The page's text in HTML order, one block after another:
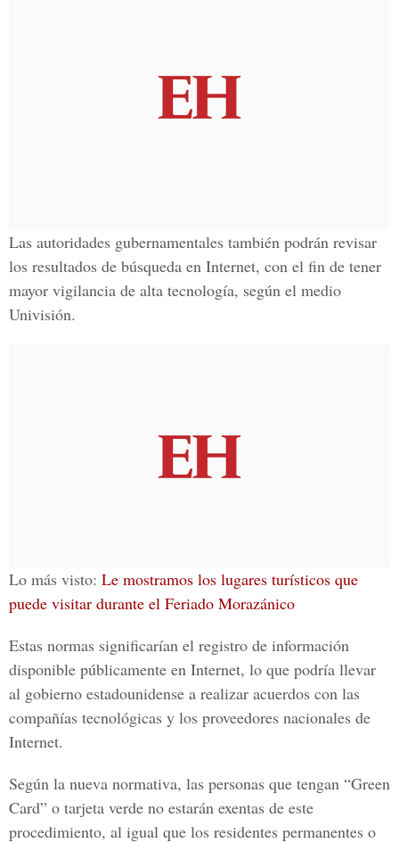
Las autoridades gubernamentales también podrán revisar
los resultados de búsqueda en Internet, con el fin de tener
mayor vigilancia de alta tecnología, según el medio
Univisión.
Lo más visto: Le mostramos los lugares turísticos que
puede visitar durante el Feriado Morazánico
Estas normas significarían el registro de información
disponible públicamente en Internet, lo que podría llevar
al gobierno estadounidense a realizar acuerdos con las
compañías tecnológicas y los proveedores nacionales de
Internet.
Según la nueva normativa, las personas que tengan “Green
Card” o tarjeta verde no estarán exentas de este
procedimiento, al igual que los residentes permanentes o